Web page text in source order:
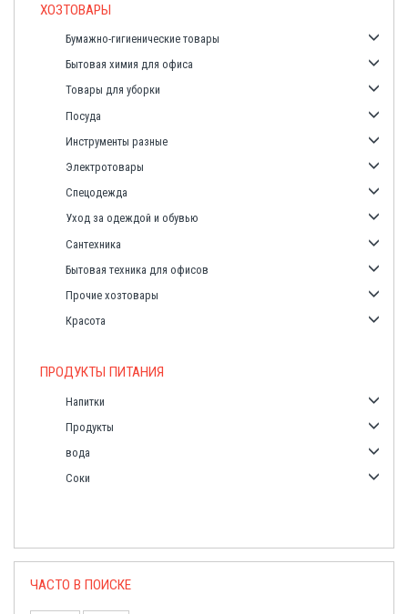
ХОЗТОВАРЫ
Бумажно-гигиенические товары
Бытовая химия для офиса
Товары для уборки
Посуда
Инструменты разные
Электротовары
Спецодежда
Уход за одеждой и обувью
Сантехника
Бытовая техника для офисов
Прочие хозтовары
Красота
ПРОДУКТЫ ПИТАНИЯ
Напитки
Продукты
вода
Соки
ЧАСТО В ПОИСКЕ